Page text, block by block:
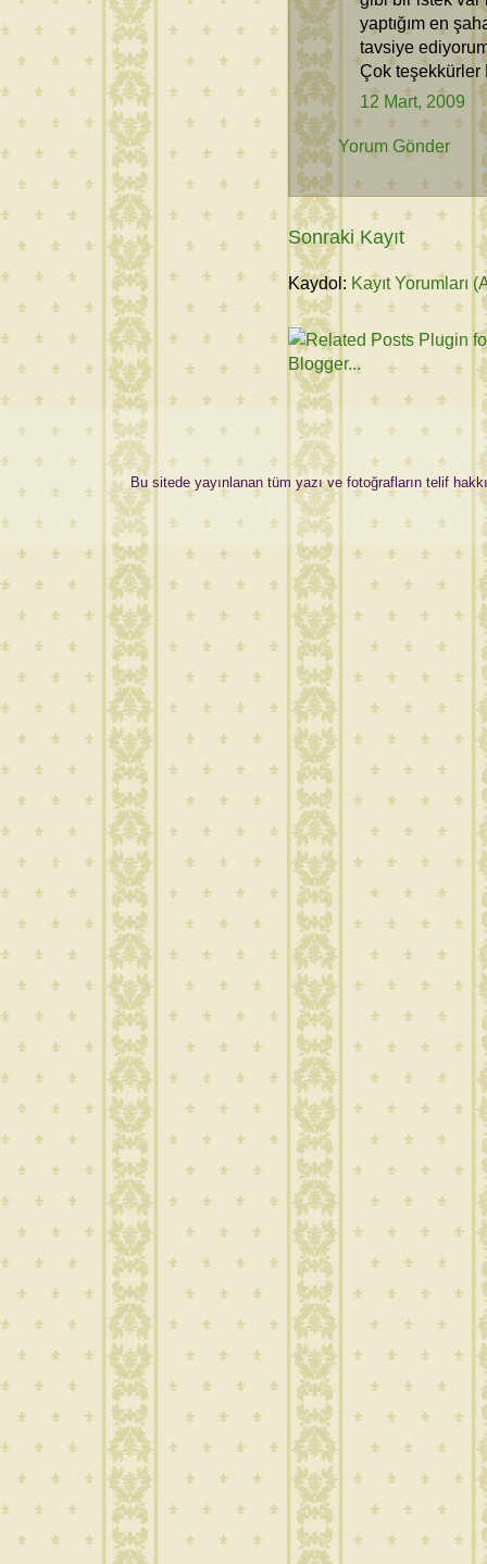
yaptığım en
tavsiye
Çok teşekkürler
12 Mart, 2009
Yorum Gönder
Sonraki Kayıt
Kaydol: Kayıt Yorumları
Bu sitede yayınlanan tüm yazı ve fotoğrafların telif